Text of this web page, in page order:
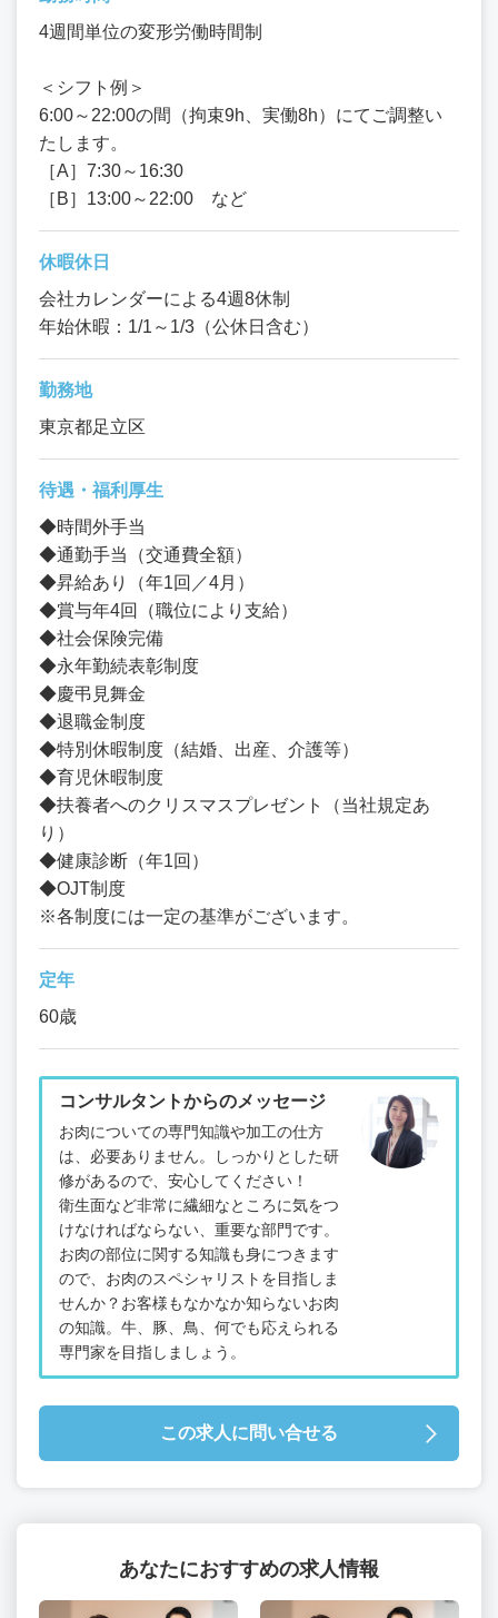
4週間単位の変形労働時間制
＜シフト例＞
6:00～22:00の間（拘束9h、実働8h）にてご調整い
たします。
［A］7:30～16:30
［B］13:00～22:00 など
休暇休日
会社カレンダーによる4週8休制
年始休暇：1/1～1/3（公休日含む）
勤務地
東京都足立区
待遇・福利厚生
◆時間外手当
◆通勤手当（交通費全額）
◆昇給あり（年1回／4月）
◆賞与年4回（職位により支給）
◆社会保険完備
◆永年勤続表彰制度
◆慶弔見舞金
◆退職金制度
◆特別休暇制度（結婚、出産、介護等）
◆育児休暇制度
◆扶養者へのクリスマスプレゼント（当社規定あ
り）
◆健康診断（年1回）
◆OJT制度
※各制度には一定の基準がございます。
定年
60歳
コンサルタントからのメッセージ
お肉についての専門知識や加工の仕方
は、必要ありません。しっかりとした研
修があるので、安心してください！
衛生面など非常に繊細なところに気をつ
けなければならない、重要な部門です。
お肉の部位に関する知識も身につきます
ので、お肉のスペシャリストを目指しま
せんか？お客様もなかなか知らないお肉
の知識。牛、豚、鳥、何でも応えられる
専門家を目指しましょう。
この求人に問い合せる
あなたにおすすめの求人情報